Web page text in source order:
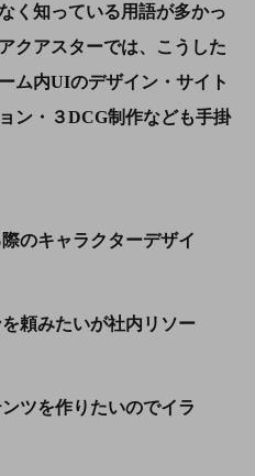
く知っている用語が多かっ
クアスターでは、こうした
ム内UIのデザイン・サイト
ン・３DCG制作なども手掛
のキャラクターデザイ
頼みたいが社内リソー
ツを作りたいのでイラ